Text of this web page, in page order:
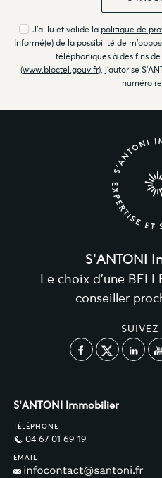
J'ai lu et valide la politique de
Informé(e) de la possibilité de
téléphoniques à des fins
(www.bloctel.gouv.fr), j'autorise
numéro
S'ANTONI
Le choix d’une
conseiller
S'ANTONI Immobilier
TÉLÉPHONE
04 67 01 69 19
EMAIL